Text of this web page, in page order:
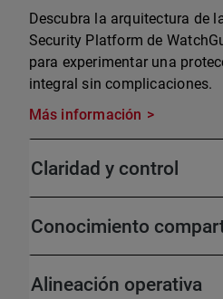
Descubra la arquitectura de
Security Platform de
para experimentar una
integral sin complicaciones.
Más información
Claridad y control
Conocimiento
Alineación operativa